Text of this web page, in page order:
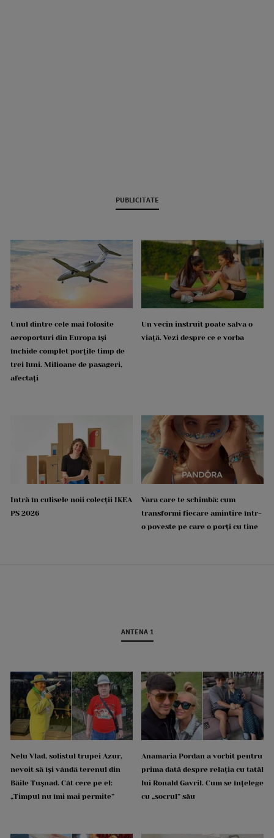
PUBLICITATE
Unul dintre cele mai folosite
aeroporturi din Europa își
închide complet porțile timp de
trei luni. Milioane de pasageri,
afectați
Un vecin instruit poate salva o
viață. Vezi despre ce e vorba
Intră în culisele noii colecții IKEA
PS 2026
Vara care te schimbă: cum
transformi fiecare amintire într-
o poveste pe care o porți cu tine
ANTENA 1
Nelu Vlad, solistul trupei Azur,
nevoit să își vândă terenul din
Băile Tușnad. Cât cere pe el:
„Timpul nu îmi mai permite”
Anamaria Pordan a vorbit pentru
prima dată despre relația cu tatăl
lui Ronald Gavril. Cum se înțelege
cu „socrul” său